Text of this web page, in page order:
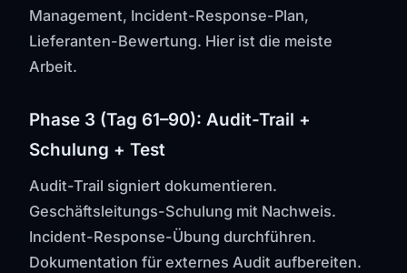
Management, Incident-Response-Plan,
Lieferanten-Bewertung. Hier ist die meiste
Arbeit.
Phase 3 (Tag 61–90): Audit-Trail +
Schulung + Test
Audit-Trail signiert dokumentieren.
Geschäftsleitungs-Schulung mit Nachweis.
Incident-Response-Übung durchführen.
Dokumentation für externes Audit aufbereiten.